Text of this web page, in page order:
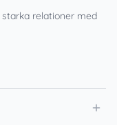
relationer med